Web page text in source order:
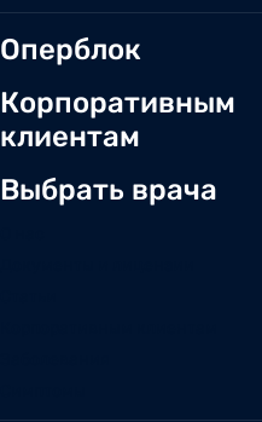
Оперблок
Корпоративным
клиентам
Выбрать врача